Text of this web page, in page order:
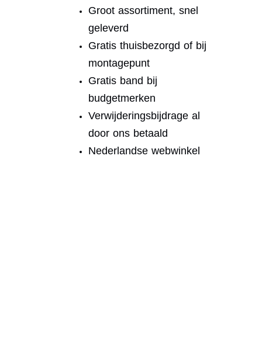
Groot assortiment, snel
geleverd
Gratis thuisbezorgd of bij
montagepunt
Gratis band bij
budgetmerken
Verwijderingsbijdrage al
door ons betaald
Nederlandse webwinkel